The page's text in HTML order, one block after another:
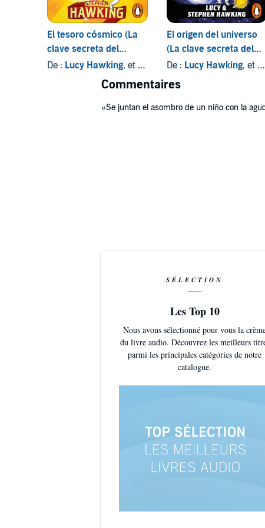
El tesoro cósmico (La
clave secreta del
universo 2)
De : Lucy Hawking, et autres
El origen del universo
(La clave secreta del
universo 3)
De : Lucy Hawking, et autres
Commentaires
«Se juntan el asombro de un niño con la
SÉLECTION
Les Top 10
Nous avons sélectionné pour vous la
du livre audio. Découvrez les meilleurs
parmi les principales catégories de notre
catalogue.